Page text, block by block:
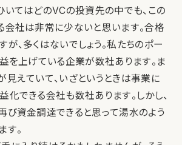
いてはどのVCの投資先の中でも、この
会社は非常に少ないと思います。合格
、多くはないでしょう。私たちのポー
益を上げている企業が数社あります。ま
見えていて、いざというときは事業に
化できる会社も数社あります。しかし、
び資金調達できると思って湯水のよう
す。